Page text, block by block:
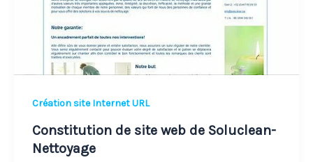
Création site Internet URL
Constitution de site web de Soluclean-
Nettoyage
Nettoyage